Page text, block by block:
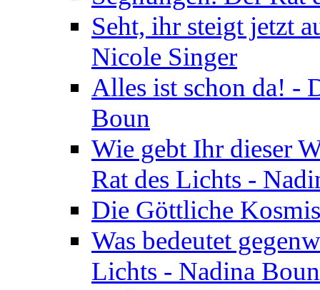
Seht, ihr steigt jetzt
Nicole Singer
Alles ist schon da! -
Boun
Wie gebt Ihr dieser
Rat des Lichts -
Die Göttliche
Was bedeutet
Lichts - Nadina Boun